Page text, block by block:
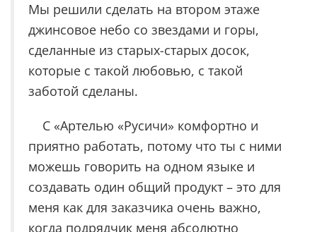
Мы решили сделать на втором этаже
джинсовое небо со звездами и горы,
сделанные из старых-старых досок,
которые с такой любовью, с такой
заботой сделаны.
С «Артелью «Русичи» комфортно и
приятно работать, потому что ты с ними
можешь говорить на одном языке и
создавать один общий продукт – это для
меня как для заказчика очень важно,
когда подрядчик меня абсолютно